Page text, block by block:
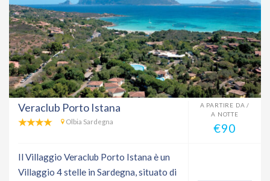
Veraclub Porto Istana
Olbia Sardegna
A PARTIRE DA /
A NOTTE
€90
Il Villaggio Veraclub Porto Istana è un
Villaggio 4 stelle in Sardegna, situato di